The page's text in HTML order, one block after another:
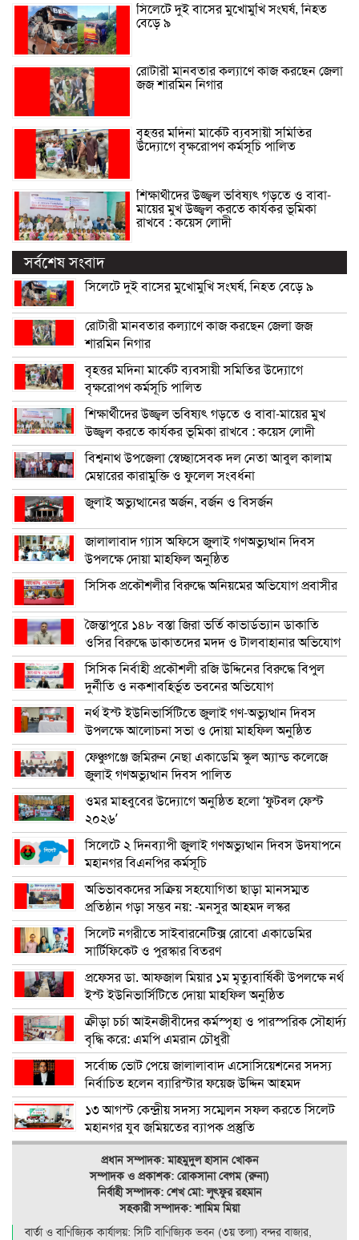
সিলেটে দুই বাসের মুখোমুখি সংঘর্ষ, নিহত
বেড়ে ৯
রোটারী মানবতার কল্যাণে কাজ করছেন জেলা
জজ শারমিন নিগার
বৃহত্তর মদিনা মার্কেট ব্যবসায়ী সমিতির
উদ্যোগে বৃক্ষরোপণ কর্মসূচি পালিত
শিক্ষার্থীদের উজ্জ্বল ভবিষ্যৎ গড়তে ও বাবা-
মায়ের মুখ উজ্জ্বল করতে কার্যকর ভূমিকা
রাখবে : কয়েস লোদী
সর্বশেষ সংবাদ
সিলেটে দুই বাসের মুখোমুখি সংঘর্ষ, নিহত বেড়ে ৯
রোটারী মানবতার কল্যাণে কাজ করছেন জেলা জজ
শারমিন নিগার
বৃহত্তর মদিনা মার্কেট ব্যবসায়ী সমিতির উদ্যোগে
বৃক্ষরোপণ কর্মসূচি পালিত
শিক্ষার্থীদের উজ্জ্বল ভবিষ্যৎ গড়তে ও বাবা-মায়ের মুখ
উজ্জ্বল করতে কার্যকর ভূমিকা রাখবে : কয়েস লোদী
বিশ্বনাথ উপজেলা স্বেচ্ছাসেবক দল নেতা আবুল কালাম
মেম্বারের কারামুক্তি ও ফুলেল সংবর্ধনা
জুলাই অভ্যুত্থানের অর্জন, বর্জন ও বিসর্জন
জালালাবাদ গ্যাস অফিসে জুলাই গণঅভ্যুত্থান দিবস
উপলক্ষে দোয়া মাহফিল অনুষ্ঠিত
সিসিক প্রকৌশলীর বিরুদ্ধে অনিয়মের অভিযোগ প্রবাসীর
জৈন্তাপুরে ১৪৮ বস্তা জিরা ভর্তি কাভার্ডভ্যান ডাকাতি
ওসির বিরুদ্ধে ডাকাতদের মদদ ও টালবাহানার অভিযোগ
সিসিক নির্বাহী প্রকৌশলী রজি উদ্দিনের বিরুদ্ধে বিপুল
দুর্নীতি ও নকশাবহির্ভূত ভবনের অভিযোগ
নর্থ ইস্ট ইউনিভার্সিটিতে জুলাই গণ-অভ্যুত্থান দিবস
উপলক্ষে আলোচনা সভা ও দোয়া মাহফিল অনুষ্ঠিত
ফেঞ্চুগঞ্জে জমিরুন নেছা একাডেমি স্কুল অ্যান্ড কলেজে
জুলাই গণঅভ্যুত্থান দিবস পালিত
ওমর মাহবুবের উদ্যোগে অনুষ্ঠিত হলো ‘ফুটবল ফেস্ট
২০২৬’
সিলেটে ২ দিনব্যাপী জুলাই গণঅভ্যুত্থান দিবস উদযাপনে
মহানগর বিএনপির কর্মসূচি
অভিভাবকদের সক্রিয় সহযোগিতা ছাড়া মানসম্মত
প্রতিষ্ঠান গড়া সম্ভব নয়: -মনসুর আহমদ লস্কর
সিলেট নগরীতে সাইবারনেটিক্স রোবো একাডেমির
সার্টিফিকেট ও পুরস্কার বিতরণ
প্রফেসর ডা. আফজাল মিয়ার ১ম মৃত্যুবার্ষিকী উপলক্ষে নর্থ
ইস্ট ইউনিভার্সিটিতে দোয়া মাহফিল অনুষ্ঠিত
ক্রীড়া চর্চা আইনজীবীদের কর্মস্পৃহা ও পারস্পরিক সৌহার্দ্য
বৃদ্ধি করে: এমপি এমরান চৌধুরী
সর্বোচ্চ ভোট পেয়ে জালালাবাদ এসোসিয়েশনের সদস্য
নির্বাচিত হলেন ব্যারিস্টার ফয়েজ উদ্দিন আহমদ
১৩ আগস্ট কেন্দ্রীয় সদস্য সম্মেলন সফল করতে সিলেট
মহানগর যুব জমিয়তের ব্যাপক প্রস্তুতি
প্রধান সম্পাদক: মাহমুদুল হাসান খোকন
সম্পাদক ও প্রকাশক: রোকসানা বেগম (রুনা)
নির্বাহী সম্পাদক: শেখ মো: লুৎফুর রহমান
সহকারী সম্পাদক: শামিম মিয়া
বার্তা ও বাণিজ্যিক কার্যালয়: সিটি বাণিজ‍্যিক ভবন (৩য় তলা) বন্দর বাজার,